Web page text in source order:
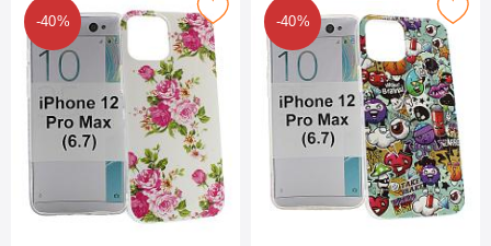
-40%
tPU Designcover iPhone 12 Pro Max (6.7) som favorit
-40%
Marker tPU Designcover iPhone